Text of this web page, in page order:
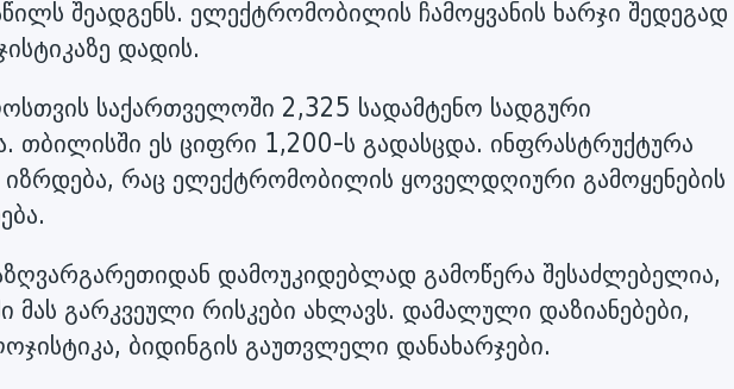
შეადგენს. ელექტრომობილის ჩამოყვანის ხარჯი შედეგად
დადის.
საქართველოში 2,325 სადამტენო სადგური
თბილისში ეს ციფრი 1,200-ს გადასცდა. ინფრასტრუქტურა
რაც ელექტრომობილის ყოველდღიური გამოყენების
დამოუკიდებლად გამოწერა შესაძლებელია,
მას გარკვეული რისკები ახლავს. დამალული დაზიანებები,
ბიდინგის გაუთვლელი დანახარჯები.